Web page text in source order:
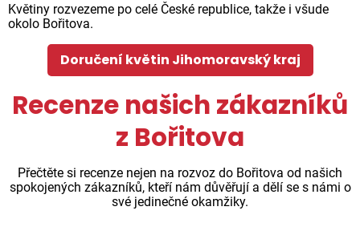
Květiny rozvezeme po celé České republice, takže i všude
okolo Bořitova.
Doručení květin Jihomoravský kraj
Recenze našich zákazníků
z Bořitova
Přečtěte si recenze nejen na rozvoz do Bořitova od našich
spokojených zákazníků, kteří nám důvěřují a dělí se s námi o
své jedinečné okamžiky.